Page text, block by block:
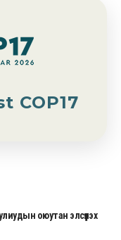
COP17
оюутан элсүүлэх